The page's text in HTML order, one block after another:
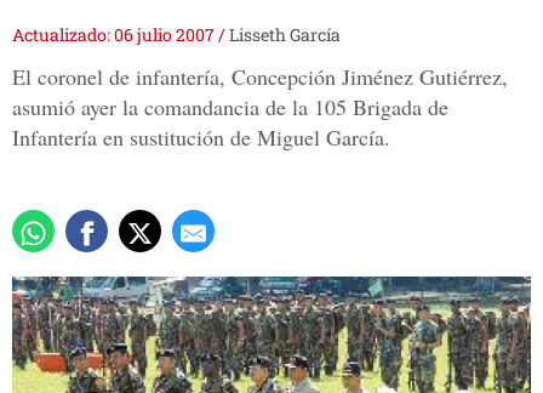
Actualizado: 06 julio 2007/Lisseth García
El coronel de infantería, Concepción Jiménez Gutiérrez,
asumió ayer la comandancia de la 105 Brigada de
Infantería en sustitución de Miguel García.